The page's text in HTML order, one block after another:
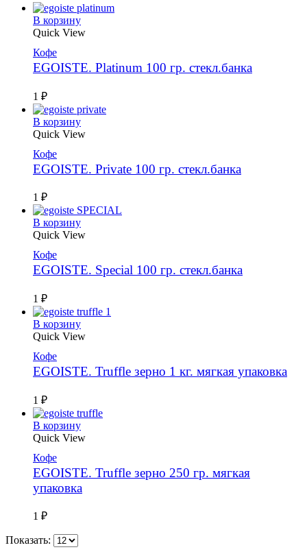
В корзину
Quick View
Кофе
EGOISTE. Platinum 100 гр. стекл.банка
1 ₽
В корзину
Quick View
Кофе
EGOISTE. Private 100 гр. стекл.банка
1 ₽
В корзину
Quick View
Кофе
EGOISTE. Special 100 гр. стекл.банка
1 ₽
В корзину
Quick View
Кофе
EGOISTE. Truffle зерно 1 кг. мягкая упаковка
1 ₽
В корзину
Quick View
Кофе
EGOISTE. Truffle зерно 250 гр. мягкая
упаковка
1 ₽
Показать: